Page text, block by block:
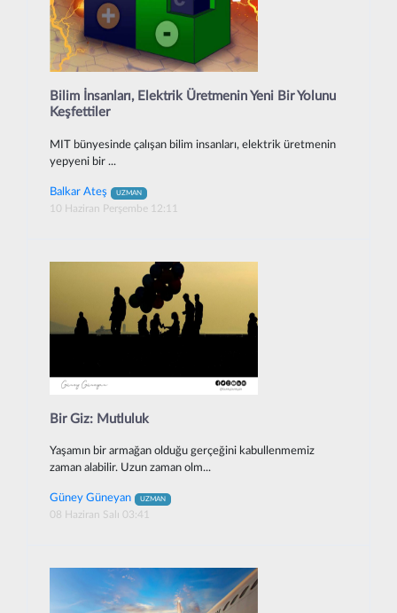
Bilim İnsanları, Elektrik Üretmenin Yeni Bir Yolunu
Keşfettiler
MIT bünyesinde çalışan bilim insanları, elektrik üretmenin
yepyeni bir ...
Balkar Ateş UZMAN
10 Haziran Perşembe 12:11
Bir Giz: Mutluluk
Yaşamın bir armağan olduğu gerçeğini kabullenmemiz
zaman alabilir. Uzun zaman olm...
Güney Güneyan UZMAN
08 Haziran Salı 03:41